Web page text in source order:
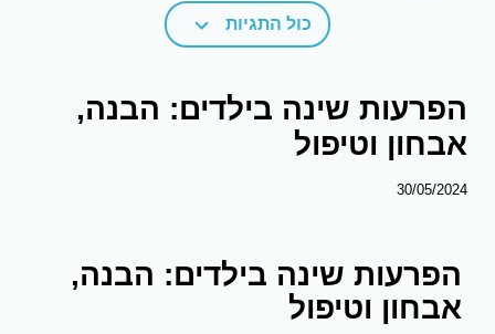
כול התגיות
הפרעות שינה בילדים: הבנה,
אבחון וטיפול
30/05/2024
הפרעות שינה בילדים: הבנה,
אבחון וטיפול